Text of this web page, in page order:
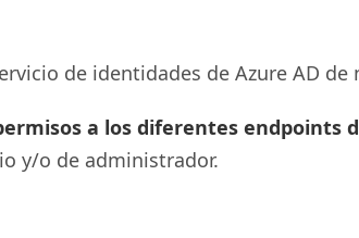
de identidades de Azure AD
a los diferentes endpoints
y/o de administrador.